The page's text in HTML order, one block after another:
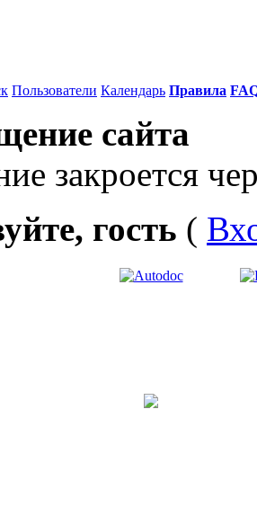
Пользователи Календарь Правила
сайта
закроется
гость (